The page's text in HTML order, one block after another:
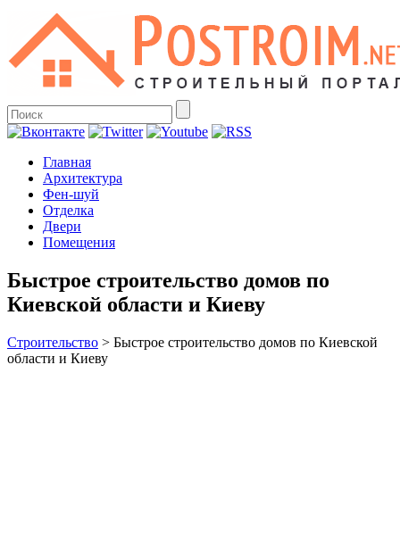
Главная
Архитектура
Фен-шуй
Отделка
Двери
Помещения
Быстрое строительство домов по
Киевской области и Киеву
Строительство > Быстрое строительство домов по Киевской
области и Киеву